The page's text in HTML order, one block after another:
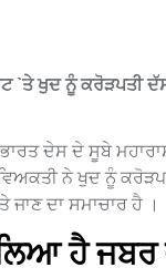
`ਤੇ ਖੁਦ ਨੂੰ ਕਰੋੜਪਤੀ
ਭਾਰਤ ਦੇਸ ਦੇ ਸੂਬੇ
ਨੇ ਖੁਦ ਨੂੰ
ਜਾਣ ਦਾ ਸਮਾਚਾਰ ਹੈ ।
ਹੈ ਜਬਰ